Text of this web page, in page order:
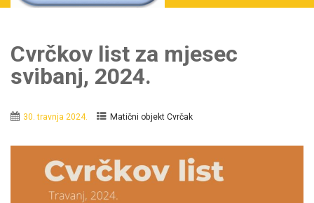
Cvrčkov list za mjesec
svibanj, 2024.
30. travnja 2024. Matični objekt Cvrčak